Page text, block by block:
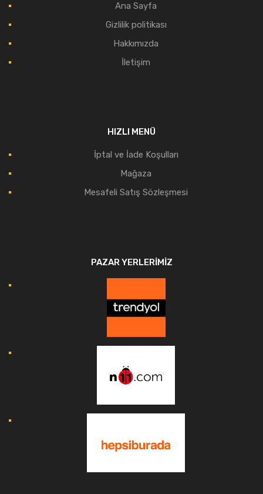
Ana Sayfa
Gizlilik politikası
Hakkımızda
İletişim
HIZLI MENÜ
İptal ve İade Koşulları
Mağaza
Mesafeli Satış Sözleşmesi
PAZAR YERLERIMIZ